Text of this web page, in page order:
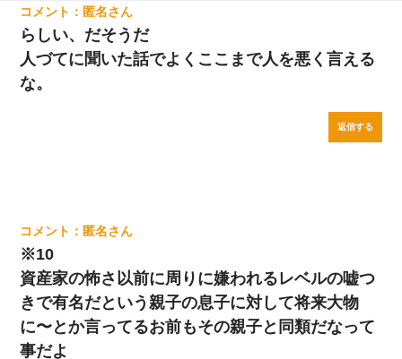
匿名
らしい、だそうだ
人づてに聞いた話でよくここまで人を悪く言える
な。
返信する
匿名
※10
資産家の怖さ以前に周りに嫌われるレベルの嘘つ
きで有名だという親子の息子に対して将来大物
に〜とか言ってるお前もその親子と同類だなって
事だよ